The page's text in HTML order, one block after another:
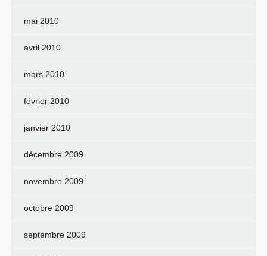
mai 2010
avril 2010
mars 2010
février 2010
janvier 2010
décembre 2009
novembre 2009
octobre 2009
septembre 2009